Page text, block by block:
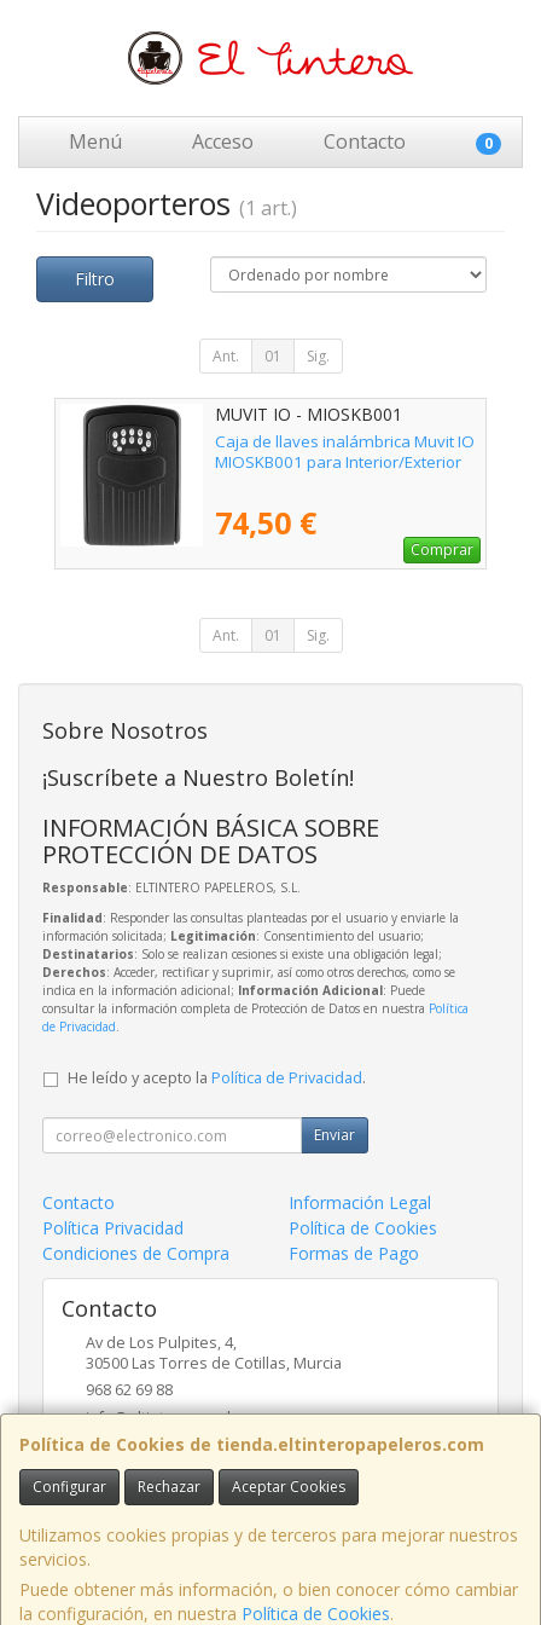
Menú Acceso Contacto 0
Videoporteros (1 art.)
Filtro
Ant. 01 Sig.
MUVIT IO - MIOSKB001
Caja de llaves inalámbrica Muvit IO
MIOSKB001 para Interior/Exterior
74,50 €
Comprar
Ant. 01 Sig.
Política de Cookies de tienda.eltinteropapeleros.com
Configurar Rechazar Aceptar Cookies
Utilizamos cookies propias y de terceros para mejorar nuestros
servicios.
Puede obtener más información, o bien conocer cómo cambiar
la configuración, en nuestra Política de Cookies.
Sobre Nosotros
¡Suscríbete a Nuestro Boletín!
INFORMACIÓN BÁSICA SOBRE
PROTECCIÓN DE DATOS
Responsable: ELTINTERO PAPELEROS, S.L.
Finalidad: Responder las consultas planteadas por el usuario y enviarle la
información solicitada; Legitimación: Consentimiento del usuario;
Destinatarios: Solo se realizan cesiones si existe una obligación legal;
Derechos: Acceder, rectificar y suprimir, así como otros derechos, como se
indica en la información adicional; Información Adicional: Puede
consultar la información completa de Protección de Datos en nuestra Política
de Privacidad.
He leído y acepto la Política de Privacidad.
Enviar
Contacto
Información Legal
Política Privacidad
Política de Cookies
Condiciones de Compra
Formas de Pago
Contacto
Av de Los Pulpites, 4,
30500 Las Torres de Cotillas, Murcia
968 62 69 88
info@eltinteropapeleros.com
Horario
8:00 a 14:00 - 17:00 a 20:30
, , , , España. - C.I.F.: B73424574 - Tfno: